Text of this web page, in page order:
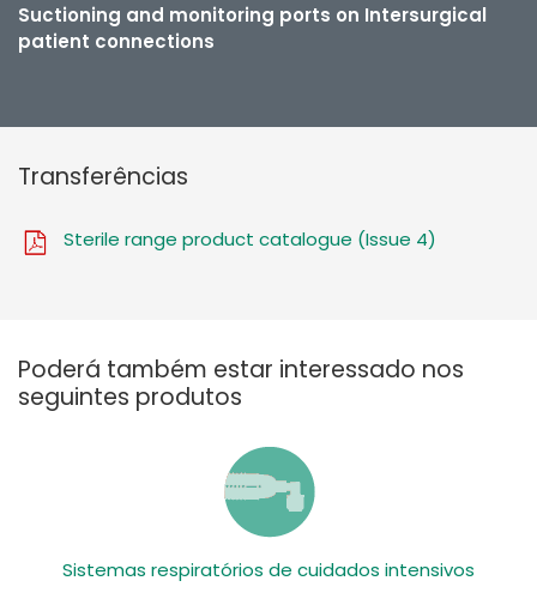
Suctioning and monitoring ports on Intersurgical
patient connections
Transferências
Sterile range product catalogue (Issue 4)
Poderá também estar interessado nos
seguintes produtos
Sistemas respiratórios de cuidados intensivos